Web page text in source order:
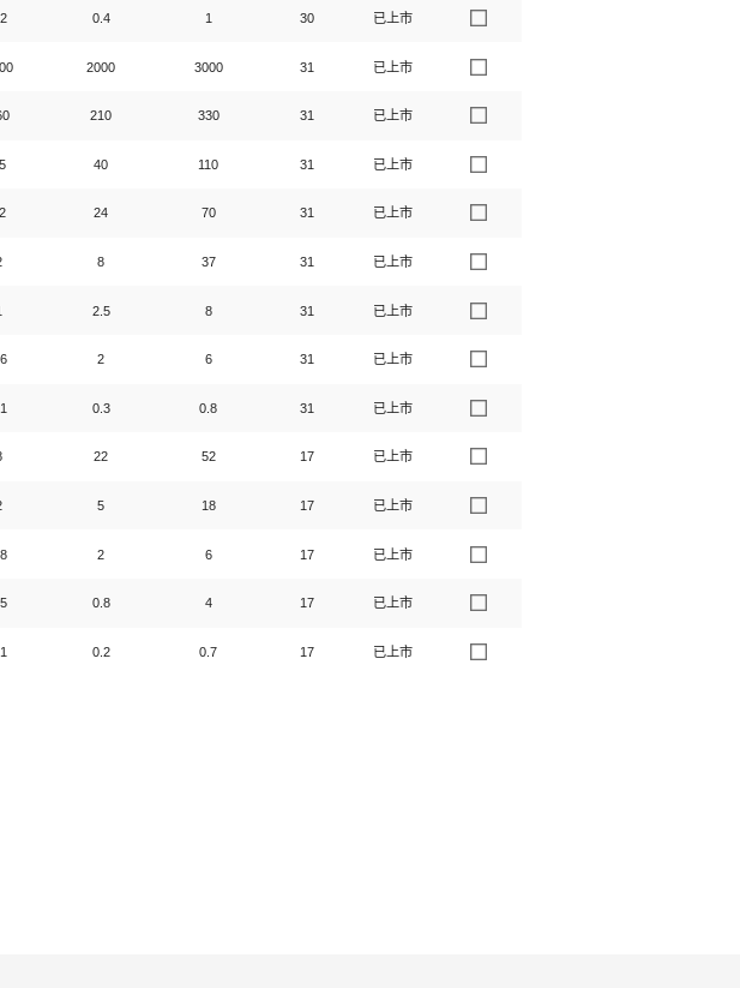
0.4 1 30 已上市
2000 3000 31 已上市
210 330 31 已上市
40 110 31 已上市
24 70 31 已上市
8 37 31 已上市
2.5 8 31 已上市
2 6 31 已上市
0.3 0.8 31 已上市
22 52 17 已上市
5 18 17 已上市
2 6 17 已上市
0.8 4 17 已上市
0.2 0.7 17 已上市